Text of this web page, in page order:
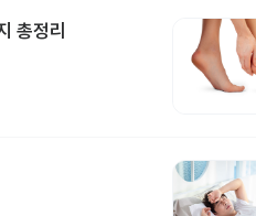
총정리